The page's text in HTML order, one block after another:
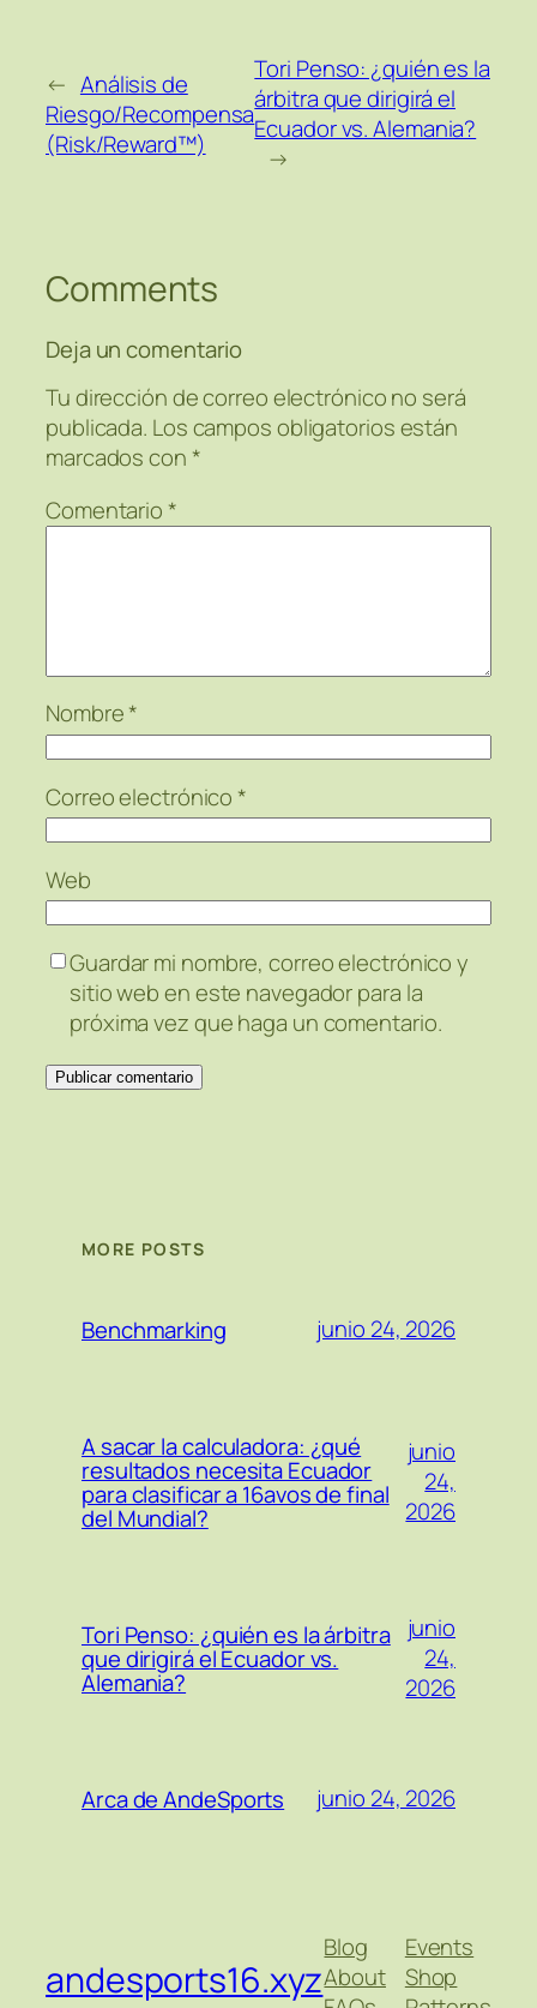
← Análisis de
Riesgo/Recompensa
(Risk/Reward™)
Tori Penso: ¿quién es la
árbitra que dirigirá el
Ecuador vs. Alemania?
→
Comments
Deja un comentario
Tu dirección de correo electrónico no será
publicada. Los campos obligatorios están
marcados con*
Comentario*
Nombre*
Correo electrónico*
Web
Guardar mi nombre, correo electrónico y
sitio web en este navegador para la
próxima vez que haga un comentario.
MORE POSTS
Benchmarking junio 24, 2026
A sacar la calculadora: ¿qué
resultados necesita Ecuador
para clasificar a 16avos de final
del Mundial?
junio
24,
2026
Tori Penso: ¿quién es la árbitra
que dirigirá el Ecuador vs.
Alemania?
junio
24,
2026
Arca de AndeSports junio 24, 2026
andesports16.xyz
Blog
About
Events
Shop